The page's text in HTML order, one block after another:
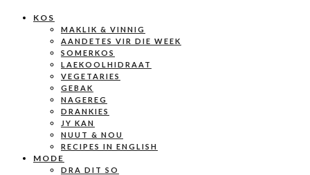
KOS
MAKLIK & VINNIG
AANDETES VIR DIE WEEK
SOMERKOS
LAEKOOLHIDRAAT
VEGETARIES
GEBAK
NAGEREG
DRANKIES
JY KAN
NUUT & NOU
RECIPES IN ENGLISH
MODE
DRA DIT SO